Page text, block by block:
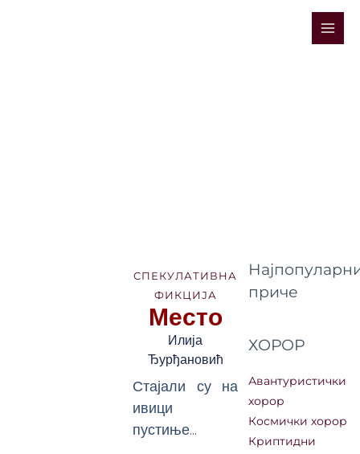
Main
СПЕКУЛАТИВНА
ФИКЦИЈА
Место
Илија
Ђурђановић
Стајали су на
ивици
пустиње…
приче
ХОРОР
Авантуристички
хорор
Космички хорор
Криптидни